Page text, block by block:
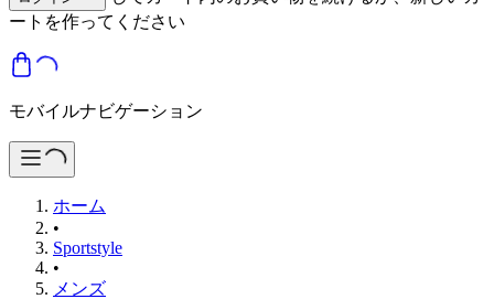
ートを作ってください
モバイルナビゲーション
ホーム
•
Sportstyle
•
メンズ